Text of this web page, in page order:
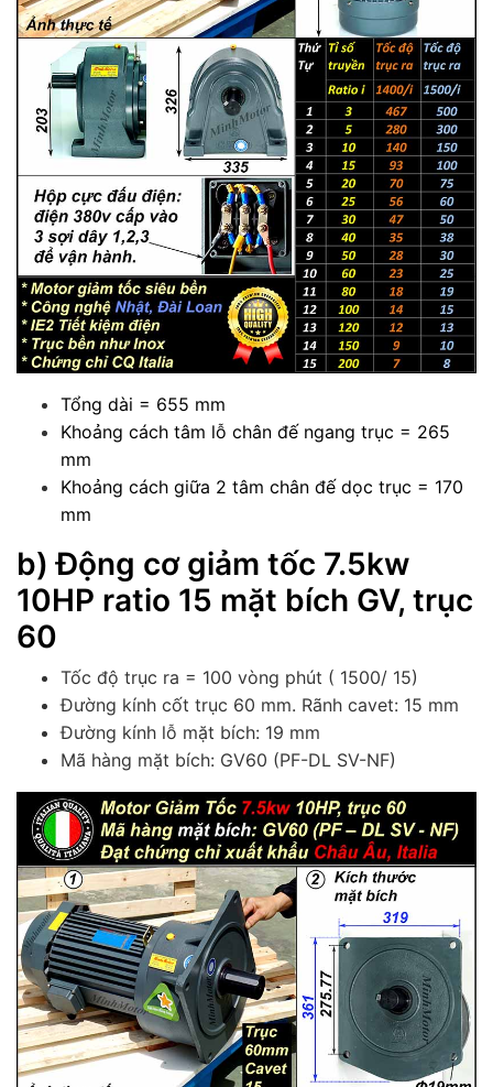
Tổng dài = 655 mm
Khoảng cách tâm lỗ chân đế ngang trục = 265
mm
Khoảng cách giữa 2 tâm chân đế dọc trục = 170
mm
b) Động cơ giảm tốc 7.5kw
10HP ratio 15 mặt bích GV, trục
60
Tốc độ trục ra = 100 vòng phút ( 1500/ 15)
Đường kính cốt trục 60 mm. Rãnh cavet: 15 mm
Đường kính lỗ mặt bích: 19 mm
Mã hàng mặt bích: GV60 (PF-DL SV-NF)